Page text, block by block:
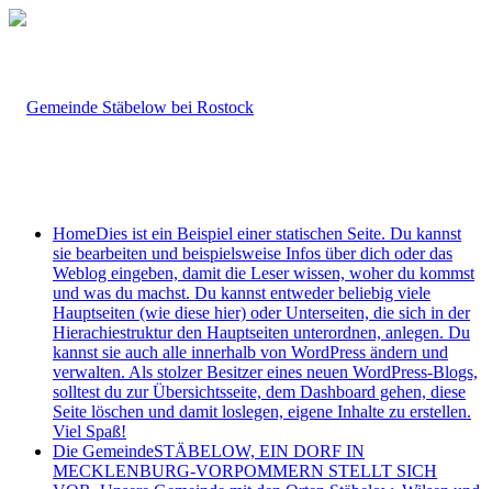
HomeDies ist ein Beispiel einer statischen Seite. Du kannst
sie bearbeiten und beispielsweise Infos über dich oder das
Weblog eingeben, damit die Leser wissen, woher du kommst
und was du machst. Du kannst entweder beliebig viele
Hauptseiten (wie diese hier) oder Unterseiten, die sich in der
Hierachiestruktur den Hauptseiten unterordnen, anlegen. Du
kannst sie auch alle innerhalb von WordPress ändern und
verwalten. Als stolzer Besitzer eines neuen WordPress-Blogs,
solltest du zur Übersichtsseite, dem Dashboard gehen, diese
Seite löschen und damit loslegen, eigene Inhalte zu erstellen.
Viel Spaß!
Die GemeindeSTÄBELOW, EIN DORF IN
MECKLENBURG-VORPOMMERN STELLT SICH